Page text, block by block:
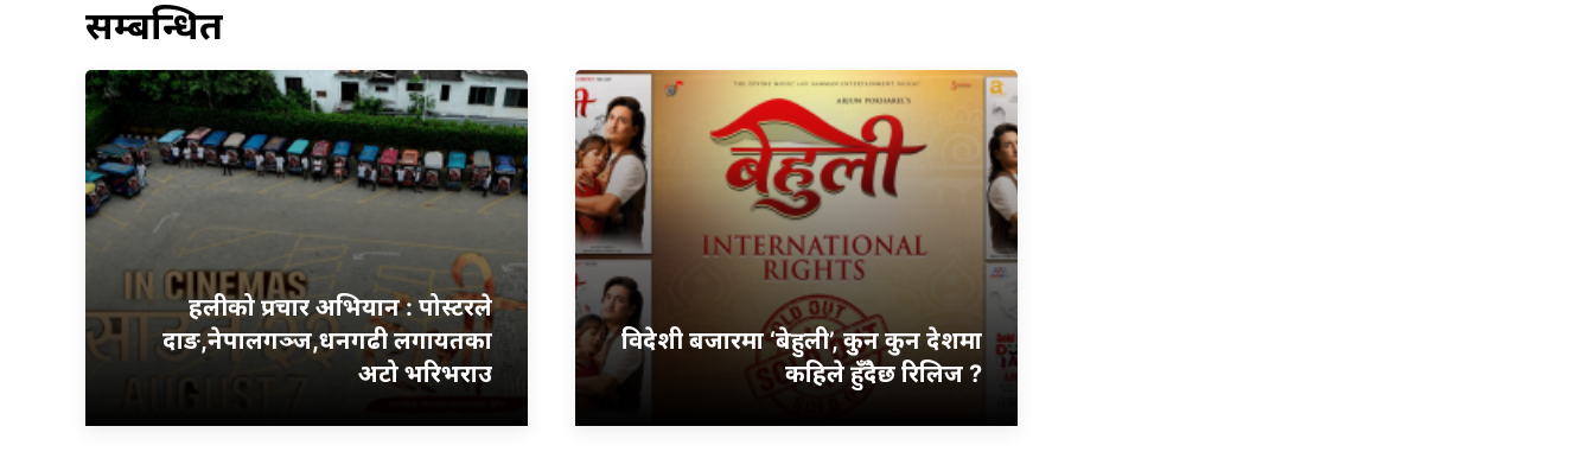
सम्बन्धित
हलीको प्रचार अभियान : पोस्टरले
दाङ,नेपालगञ्ज,धनगढी लगायतका
अटो भरिभराउ
विदेशी बजारमा ‘बेहुली’, कुन कुन देशमा
कहिले हुँदैछ रिलिज ?